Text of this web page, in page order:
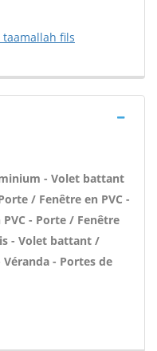
fils
- Volet battant
/ Fenêtre en PVC -
- Porte / Fenêtre
- Volet battant /
- Portes de